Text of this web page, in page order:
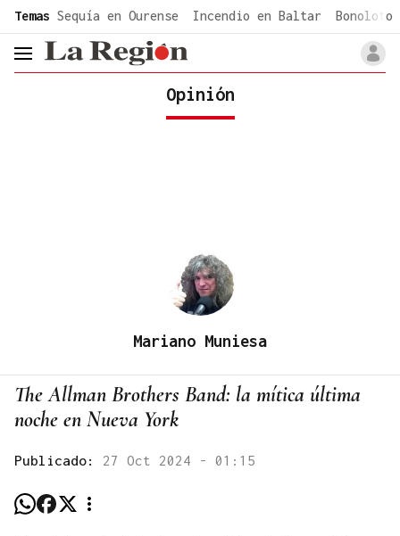
common.go-to-content
Temas Sequía en Ourense Incendio en Baltar Bonoloto
header.menu.open
Opinión
Mariano Muniesa
The Allman Brothers Band: la mítica última
noche en Nueva York
Publicado: 27 Oct 2024 - 01:15